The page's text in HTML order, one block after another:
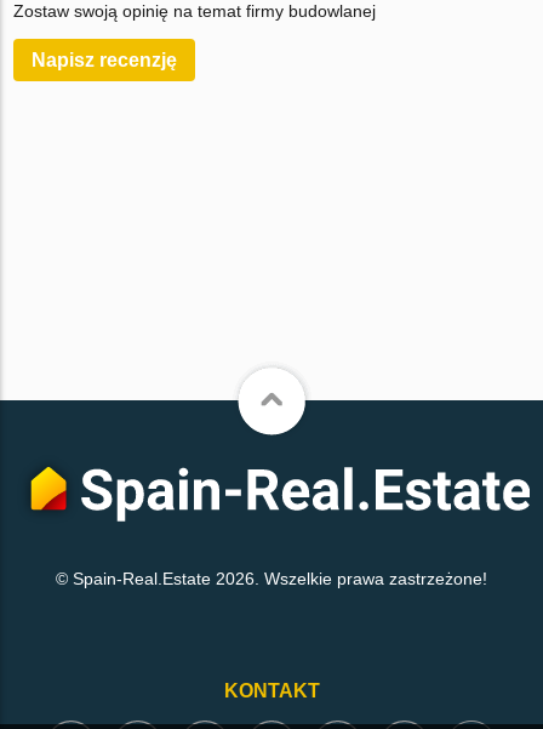
Zostaw swoją opinię na temat firmy budowlanej
Napisz recenzję
© Spain-Real.Estate 2026. Wszelkie prawa zastrzeżone!
KONTAKT